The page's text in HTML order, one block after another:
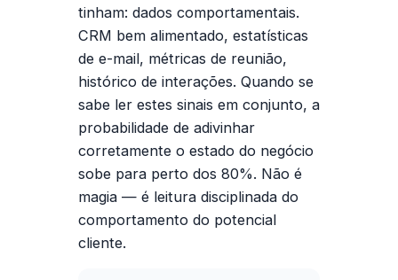
tinham: dados comportamentais.
CRM bem alimentado, estatísticas
de e-mail, métricas de reunião,
histórico de interações. Quando se
sabe ler estes sinais em conjunto, a
probabilidade de adivinhar
corretamente o estado do negócio
sobe para perto dos 80%. Não é
magia — é leitura disciplinada do
comportamento do potencial
cliente.